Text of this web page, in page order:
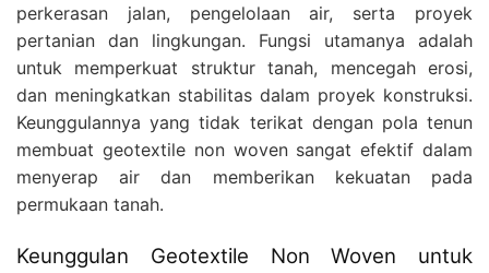
perkerasan jalan, pengelolaan air, serta proyek
pertanian dan lingkungan. Fungsi utamanya adalah
untuk memperkuat struktur tanah, mencegah erosi,
dan meningkatkan stabilitas dalam proyek konstruksi.
Keunggulannya yang tidak terikat dengan pola tenun
membuat geotextile non woven sangat efektif dalam
menyerap air dan memberikan kekuatan pada
permukaan tanah.
Keunggulan Geotextile Non Woven untuk